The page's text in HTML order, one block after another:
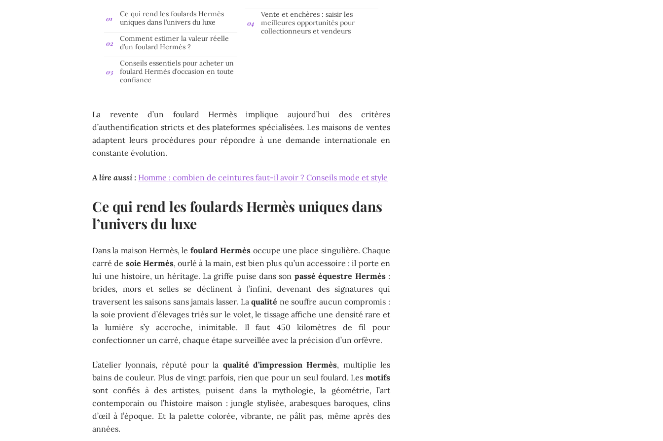
Ce qui rend les foulards Hermès
uniques dans l’univers du luxe
Comment estimer la valeur réelle
d’un foulard Hermès ?
Conseils essentiels pour acheter un
foulard Hermès d’occasion en toute
confiance
Vente et enchères : saisir les
meilleures opportunités pour
collectionneurs et vendeurs
La revente d’un foulard Hermès implique aujourd’hui des critères
d’authentification stricts et des plateformes spécialisées. Les maisons de ventes
adaptent leurs procédures pour répondre à une demande internationale en
constante évolution.
A lire aussi : Homme : combien de ceintures faut-il avoir ? Conseils mode et style
Ce qui rend les foulards Hermès uniques dans
l’univers du luxe
Dans la maison Hermès, le foulard Hermès occupe une place singulière. Chaque
carré de soie Hermès, ourlé à la main, est bien plus qu’un accessoire : il porte en
lui une histoire, un héritage. La griffe puise dans son passé équestre Hermès:
brides, mors et selles se déclinent à l’infini, devenant des signatures qui
traversent les saisons sans jamais lasser. Laqualité ne souffre aucun compromis :
la soie provient d’élevages triés sur le volet, le tissage affiche une densité rare et
la lumière s’y accroche, inimitable. Il faut 450 kilomètres de fil pour
confectionner un carré, chaque étape surveillée avec la précision d’un orfèvre.
L’atelier lyonnais, réputé pour la qualité d’impression Hermès, multiplie les
bains de couleur. Plus de vingt parfois, rien que pour un seul foulard. Les motifs
sont confiés à des artistes, puisent dans la mythologie, la géométrie, l’art
contemporain ou l’histoire maison : jungle stylisée, arabesques baroques, clins
d’œil à l’époque. Et la palette colorée, vibrante, ne pâlit pas, même après des
années.